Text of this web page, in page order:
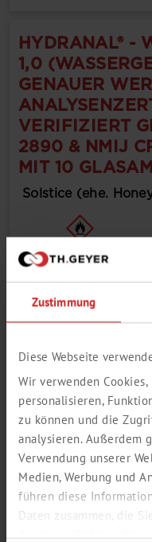
Zustimmung
Diese Webseite
Wir verwenden
personalisieren,
zu können und die
analysieren. Außerdem
Verwendung unserer
Medien, Werbung und
führen diese
Daten zusammen, die
HYDRANAL® -
1,0
GENAUER
VERIFIZIERT
2890 & NMIJ
MIT 10
Solstice (ehe.
1
Package size
Login / Register here